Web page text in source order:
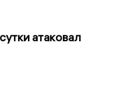
атаковал